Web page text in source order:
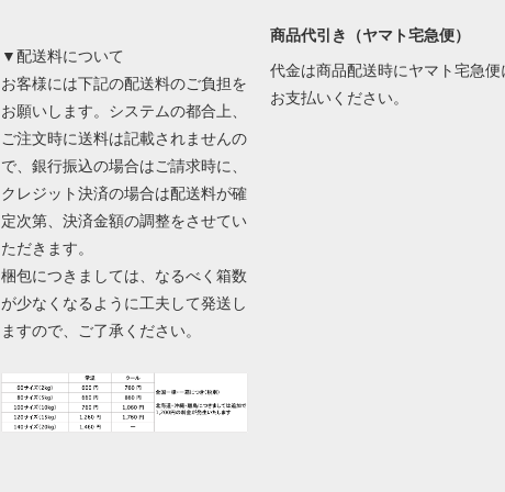
▼配送料について
お客様には下記の配送料のご負担を
お願いします。システムの都合上、
ご注文時に送料は記載されませんの
で、銀行振込の場合はご請求時に、
クレジット決済の場合は配送料が確
定次第、決済金額の調整をさせてい
ただきます。
梱包につきましては、なるべく箱数
が少なくなるように工夫して発送し
ますので、ご了承ください。
商品代引き（ヤマト宅急便）
代金は商品配送時にヤマト宅急便
お支払いください。